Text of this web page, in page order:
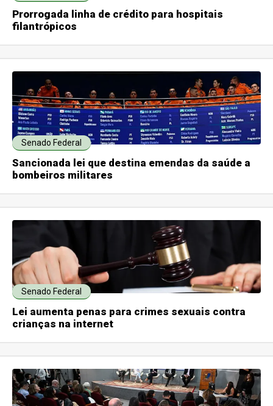
Prorrogada linha de crédito para hospitais
filantrópicos
Senado Federal
Sancionada lei que destina emendas da saúde a
bombeiros militares
Senado Federal
Lei aumenta penas para crimes sexuais contra
crianças na internet